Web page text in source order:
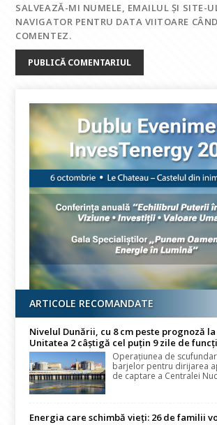
SALVEAZĂ-MI NUMELE, EMAILUL ȘI SITE-
NAVIGATOR PENTRU DATA VIITOARE
COMENTEZ.
ARTICOLE RECOMANDATE
Nivelul Dunării, cu 8 cm peste prognoză
Unitatea 2 câștigă cel puțin 9 zile de
Operațiunea de
barjelor pentru dirijarea
de captare a Centralei
Energia care schimbă vieți: 26 de familii